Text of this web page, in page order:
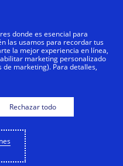
donde es esencial para
las usamos para recordar tus
la mejor experiencia en línea,
marketing personalizado
marketing). Para detalles,
Rechazar todo